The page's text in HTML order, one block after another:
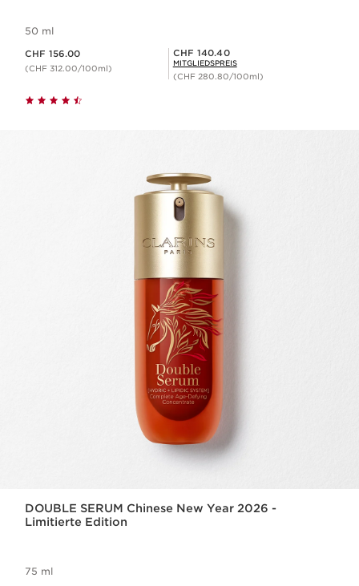
50 ml
CHF 156.00
(CHF 312.00/100ml)
Mitgliederpreis CHF 140.40
CHF 140.40
MITGLIEDSPREIS
(CHF 280.80/100ml)
DOUBLE SERUM Chinese New Year 2026 -
Limitierte Edition
75 ml